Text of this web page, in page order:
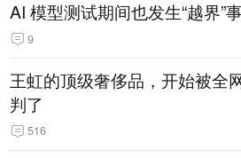
AI 模型测试期间也发生“越界”
9
王虹的顶级奢侈品，开始被全
判了
516